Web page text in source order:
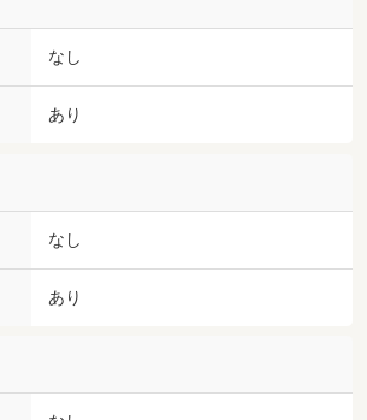
なし
あり
なし
あり